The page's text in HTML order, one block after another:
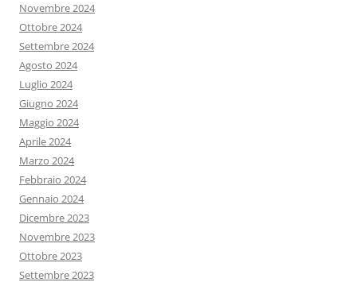
Novembre 2024
Ottobre 2024
Settembre 2024
Agosto 2024
Luglio 2024
Giugno 2024
Maggio 2024
Aprile 2024
Marzo 2024
Febbraio 2024
Gennaio 2024
Dicembre 2023
Novembre 2023
Ottobre 2023
Settembre 2023